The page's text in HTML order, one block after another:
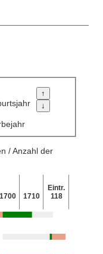
/ Anzahl der
1700 1710
Eintr.
118